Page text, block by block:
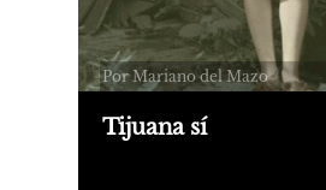
Por Mariano del Mazo
Tijuana sí